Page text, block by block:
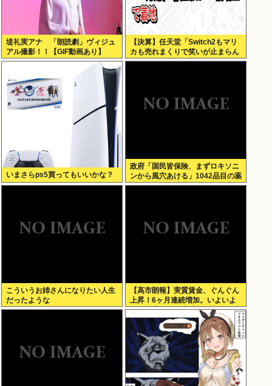
堤礼実アナ 「朗読劇」ヴィジュ
アル撮影！！【GIF動画あり】
【決算】任天堂「Switch2もマリ
カも売れまくりで笑いが止まらん
どすえ！」連結経常利益は前年同
いまさらps5買ってもいいかな？
政府「国民皆保険、まずロキソニ
ンから風穴あける」1042品目の薬
価4分の1を保険適用外で財布直
こういうお姉さんになりたい人生
だったような
【高市朗報】実質賃金、ぐんぐん
上昇！6ヶ月連続増加。いよいよ
国民も豊かさを実感か？インフレ
加速しなければ